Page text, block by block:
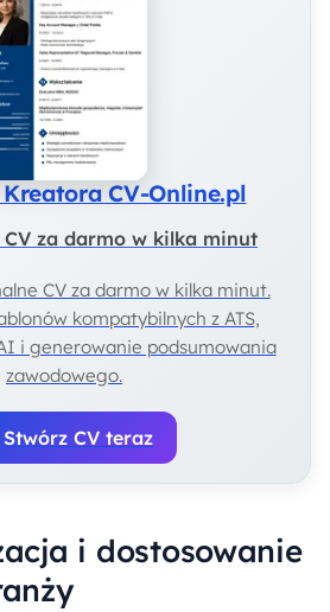
CV-Online.pl
CV za darmo w kilka minut
CV za darmo w kilka minut.
kompatybilnych z ATS,
i generowanie podsumowania
zawodowego.
Stwórz CV teraz
i dostosowanie